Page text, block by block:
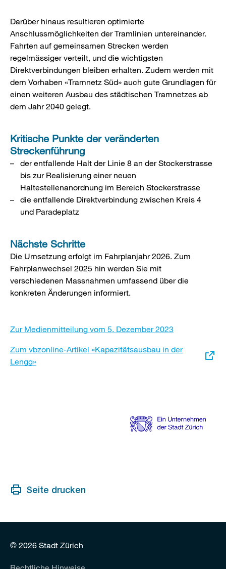
Darüber hinaus resultieren optimierte
Anschlussmöglichkeiten der Tramlinien untereinander.
Fahrten auf gemeinsamen Strecken werden
regelmässiger verteilt, und die wichtigsten
Direktverbindungen bleiben erhalten. Zudem werden mit
dem Vorhaben «Tramnetz Süd» auch gute Grundlagen für
einen weiteren Ausbau des städtischen Tramnetzes ab
dem Jahr 2040 gelegt.
Kritische Punkte der veränderten
Streckenführung
der entfallende Halt der Linie 8 an der Stockerstrasse
bis zur Realisierung einer neuen
Haltestellenanordnung im Bereich Stockerstrasse
die entfallende Direktverbindung zwischen Kreis 4
und Paradeplatz
Nächste Schritte
Die Umsetzung erfolgt im Fahrplanjahr 2026. Zum
Fahrplanwechsel 2025 hin werden Sie mit
verschiedenen Massnahmen umfassend über die
konkreten Änderungen informiert.
Zur Medienmitteilung vom 5. Dezember 2023
Externer
Link:
Zum vbzonline-Artikel «Kapazitätsausbau in der
Lengg»
Seite drucken
© 2026 Stadt Zürich